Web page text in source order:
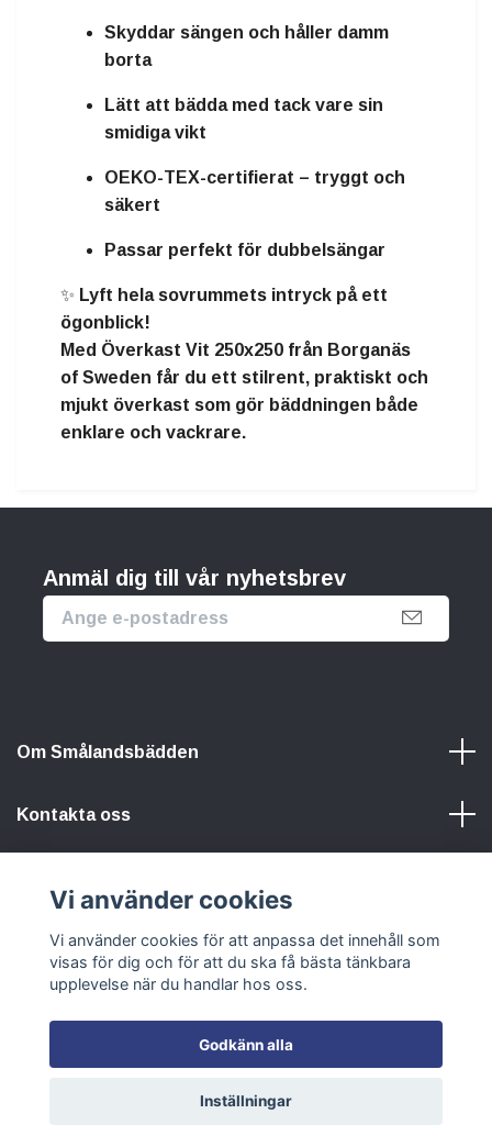
Skyddar sängen och håller damm
borta
Lätt att bädda med tack vare sin
smidiga vikt
OEKO-TEX-certifierat – tryggt och
säkert
Passar perfekt för dubbelsängar
✨ Lyft hela sovrummets intryck på ett
ögonblick!
Med Överkast Vit 250x250 från Borganäs
of Sweden får du ett stilrent, praktiskt och
mjukt överkast som gör bäddningen både
enklare och vackrare.
Anmäl dig till vår nyhetsbrev
Om Smålandsbädden
Kontakta oss
Sociala medier
© 2026 Smålandsbädden
Vi använder cookies
Vi använder cookies för att anpassa det innehåll som
visas för dig och för att du ska få bästa tänkbara
upplevelse när du handlar hos oss.
Godkänn alla
Inställningar